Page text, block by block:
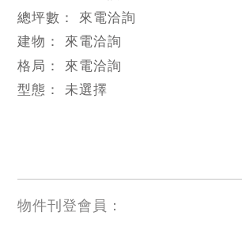
總坪數： 來電洽詢
建物： 來電洽詢
格局： 來電洽詢
型態：未選擇
物件刊登會員：